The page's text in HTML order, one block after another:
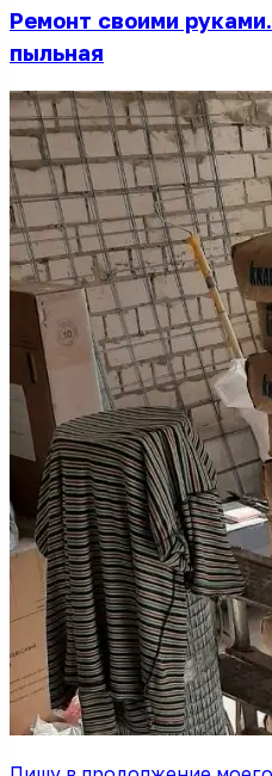
Ремонт своими
пыльная